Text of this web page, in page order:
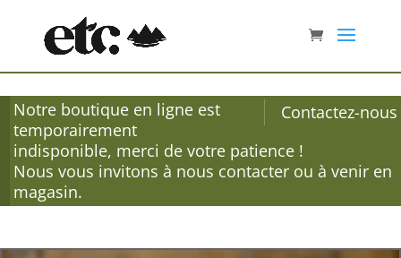
Contactez-nous
Notre boutique en ligne est
temporairement
indisponible, merci de votre patience !
Nous vous invitons à nous contacter ou à venir en
magasin.